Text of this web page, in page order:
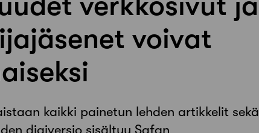
voivat
kaikki painetun lehden artikkelit sekä
digiversio sisältyy Safan